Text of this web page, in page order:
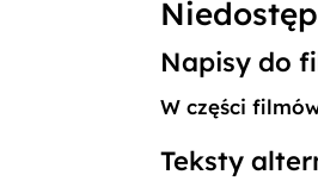
Napisy do
W części
Teksty